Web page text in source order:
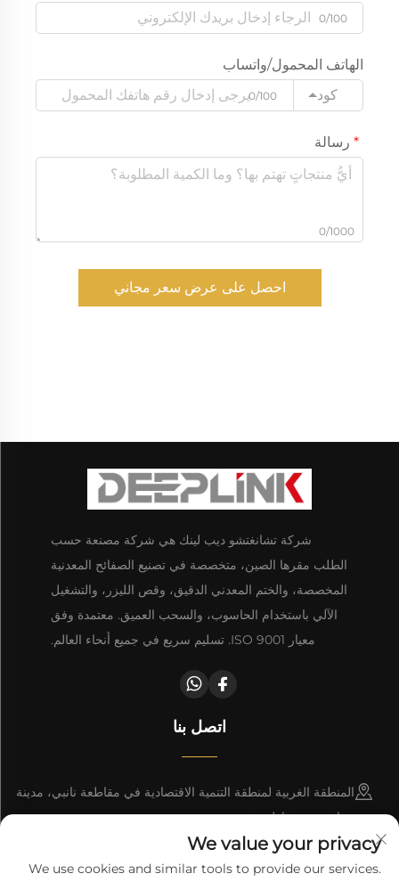
0/100
الهاتف المحمول/واتساب
كود
0/100
رسالة
0/1000
احصل على عرض سعر مجاني
شركة تشانغتشو ديب لينك هي شركة مصنعة حسب
الطلب مقرها الصين، متخصصة في تصنيع الصفائح المعدنية
المخصصة، والختم المعدني الدقيق، وقص الليزر، والتشغيل
الآلي باستخدام الحاسوب، والسحب العميق. معتمدة وفق
معيار ISO 9001. تسليم سريع في جميع أنحاء العالم.
اتصل بنا
المنطقة الغربية لمنطقة التنمية الاقتصادية في مقاطعة نانبي، مدينة
تشانغتشو، مقاطعة خبى
We value your privacy
We use cookies and similar tools to provide our services.